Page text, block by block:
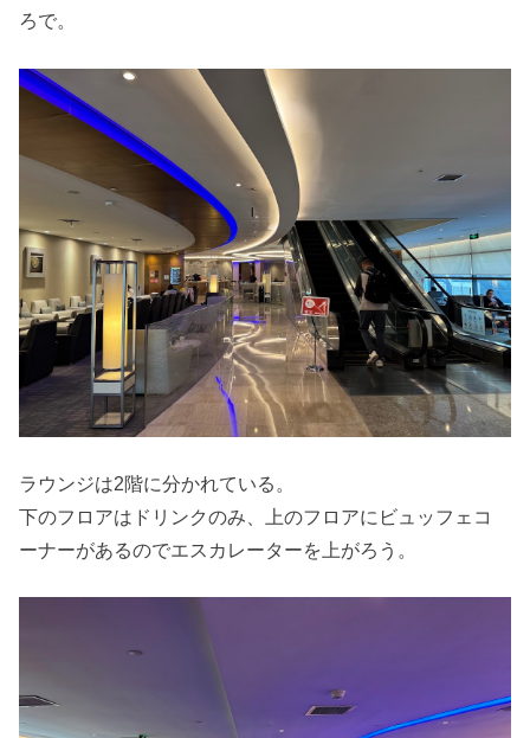
ろで。
ラウンジは2階に分かれている。
下のフロアはドリンクのみ、上のフロアにビュッフェコ
ーナーがあるのでエスカレーターを上がろう。